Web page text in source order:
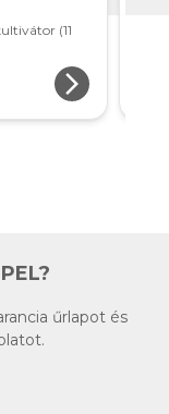
(11
arrow_forward_ios
űrlapot és